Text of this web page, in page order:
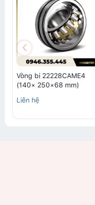
Vòng bi 22228CAME4
(140× 250×68 mm)
Liên hệ